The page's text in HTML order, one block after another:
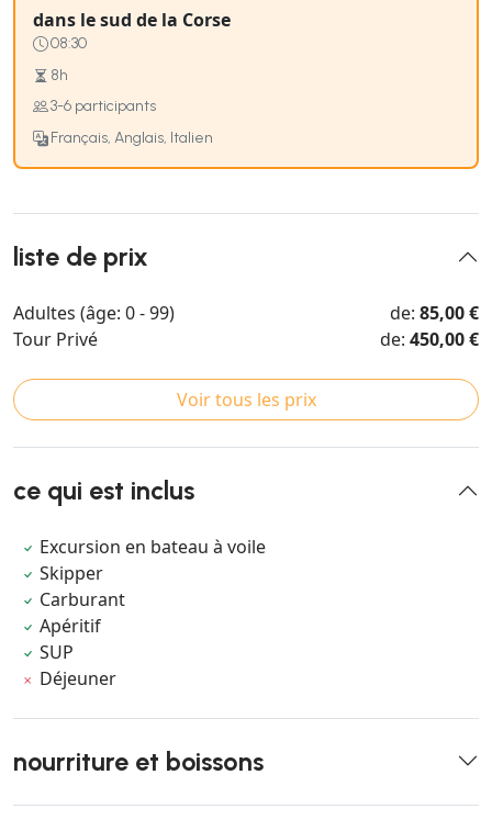
dans le sud de la Corse
08:30
8h
3-6 participants
Français, Anglais, Italien
liste de prix
Adultes (âge: 0 - 99) de: 85,00 €
Tour Privé
de: 450,00 €
Voir tous les prix
ce qui est inclus
Excursion en bateau à voile
Skipper
Carburant
Apéritif
SUP
Déjeuner
nourriture et boissons